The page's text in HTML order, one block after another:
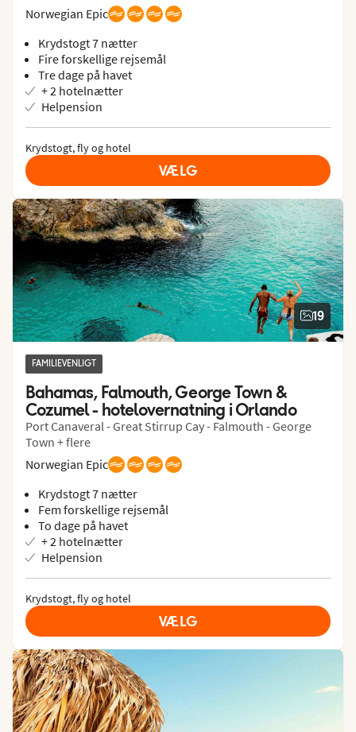
Norwegian Epic
Krydstogt 7 nætter
Fire forskellige rejsemål
Tre dage på havet
+ 2 hotelnætter
Helpension
Krydstogt, fly og hotel
VÆLG
19
FAMILIEVENLIGT
Bahamas, Falmouth, George Town &
Cozumel - hotelovernatning i Orlando
Port Canaveral - Great Stirrup Cay - Falmouth - George
Town + flere
Norwegian Epic
Krydstogt 7 nætter
Fem forskellige rejsemål
To dage på havet
+ 2 hotelnætter
Helpension
Krydstogt, fly og hotel
VÆLG